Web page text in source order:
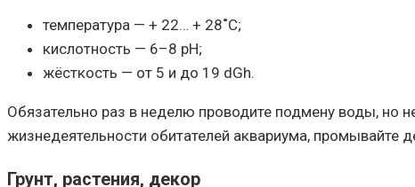
температура — + 22… + 28˚С;
кислотность — 6–8 рН;
жёсткость — от 5 и до 19 dGh.
Обязательно раз в неделю проводите подмену воды, но
жизнедеятельности обитателей аквариума, промывайте
Грунт, растения, декор